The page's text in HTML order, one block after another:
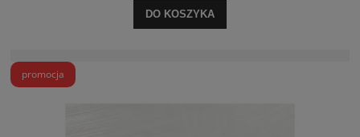
DO KOSZYKA
promocja